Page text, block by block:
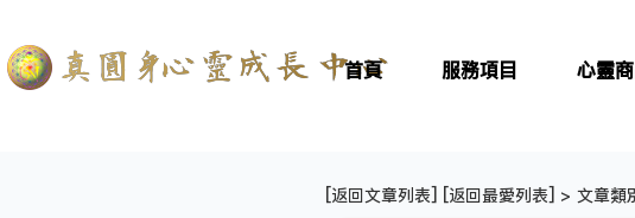
首頁 服務項目 心靈
[返回文章列表] [返回最愛列表] > 文章類